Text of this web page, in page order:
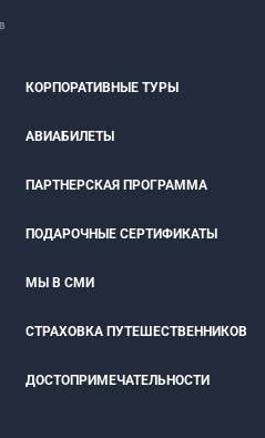
КОРПОРАТИВНЫЕ ТУРЫ
АВИАБИЛЕТЫ
ПАРТНЕРСКАЯ ПРОГРАММА
ПОДАРОЧНЫЕ СЕРТИФИКАТЫ
МЫ В СМИ
СТРАХОВКА ПУТЕШЕСТВЕННИКОВ
ДОСТОПРИМЕЧАТЕЛЬНОСТИ